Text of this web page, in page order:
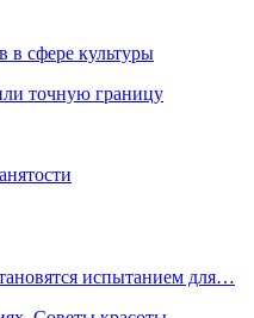
в сфере культуры
точную границу
испытанием для…